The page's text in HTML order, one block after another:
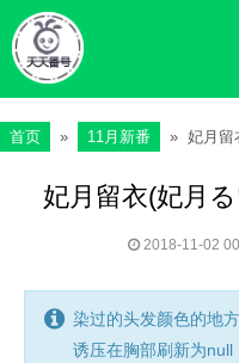
首页 » 11月新番 » 妃月留
妃月留衣(妃月
2018-11-02
染过的头发颜色的地
诱压在胸部刷新为